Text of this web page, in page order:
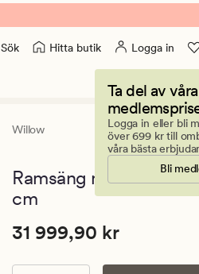
Sök Hitta butik Logga in
Ta del av
Logga in eller bli
över 699 kr till
våra bästa
Bli
Willow
Ramsäng medium
cm
Pris
999,90
Pris 31 999,90 kr
31 999,90 kr